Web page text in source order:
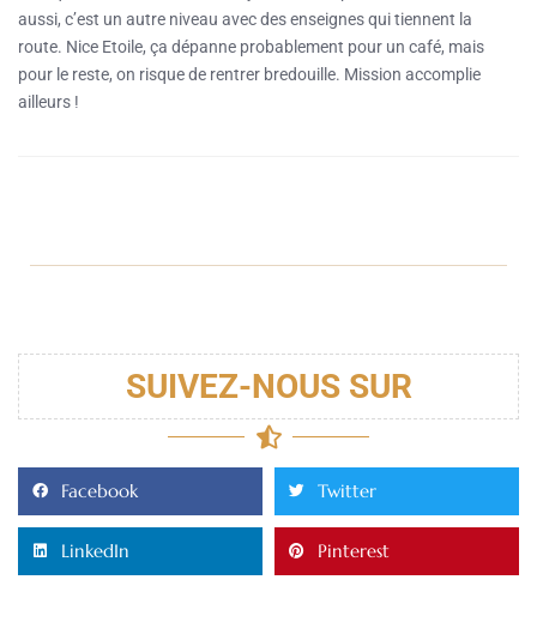
aussi, c’est un autre niveau avec des enseignes qui tiennent la
route. Nice Etoile, ça dépanne probablement pour un café, mais
pour le reste, on risque de rentrer bredouille. Mission accomplie
ailleurs !
SUIVEZ-NOUS SUR
Facebook Twitter
LinkedIn Pinterest